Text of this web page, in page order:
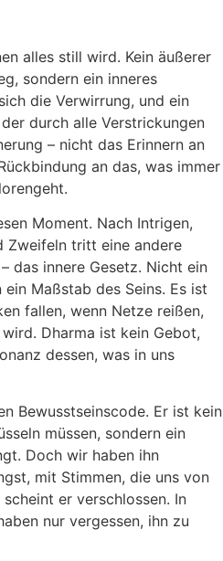
alles still wird. Kein äußerer
sondern ein inneres
die Verwirrung, und ein
durch alle Verstrickungen
– nicht das Erinnern an
an das, was immer
Moment. Nach Intrigen,
Zweifeln tritt eine andere
das innere Gesetz. Nicht ein
Maßstab des Seins. Es ist
fallen, wenn Netze reißen,
Dharma ist kein Gebot,
dessen, was in uns
Bewusstseinscode. Er ist kein
müssen, sondern ein
Doch wir haben ihn
mit Stimmen, die uns von
er verschlossen. In
nur vergessen, ihn zu